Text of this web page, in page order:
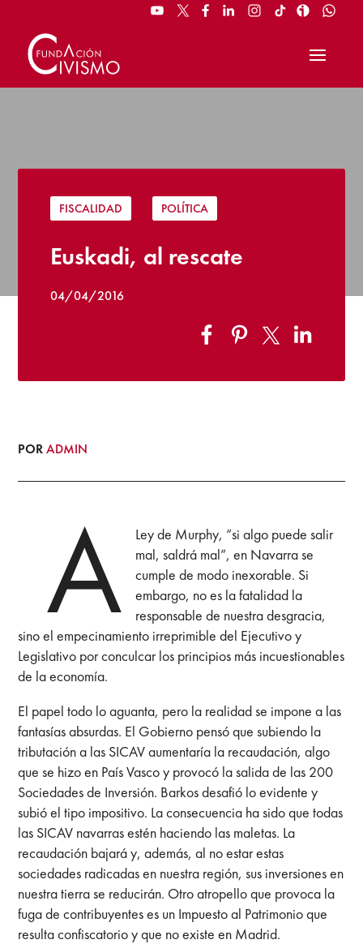
FISCALIDAD POLÍTICA
Euskadi, al rescate
04/04/2016
PORADMIN
A
Ley de Murphy, “si algo puede salir
mal, saldrá mal”, en Navarra se
cumple de modo inexorable. Si
embargo, no es la fatalidad la
responsable de nuestra desgracia,
sino el empecinamiento irreprimible del Ejecutivo y
Legislativo por conculcar los principios más incuestionables
de la economía.
El papel todo lo aguanta, pero la realidad se impone a las
fantasías absurdas. El Gobierno pensó que subiendo la
tributación a las SICAV aumentaría la recaudación, algo
que se hizo en País Vasco y provocó la salida de las 200
Sociedades de Inversión. Barkos desafió lo evidente y
subió el tipo impositivo. La consecuencia ha sido que todas
las SICAV navarras estén haciendo las maletas. La
recaudación bajará y, además, al no estar estas
sociedades radicadas en nuestra región, sus inversiones en
nuestra tierra se reducirán. Otro atropello que provoca la
fuga de contribuyentes es un Impuesto al Patrimonio que
resulta confiscatorio y que no existe en Madrid.